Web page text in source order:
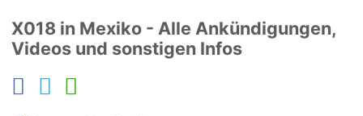
X018 in Mexiko - Alle Ankündigungen,
Videos und sonstigen Infos